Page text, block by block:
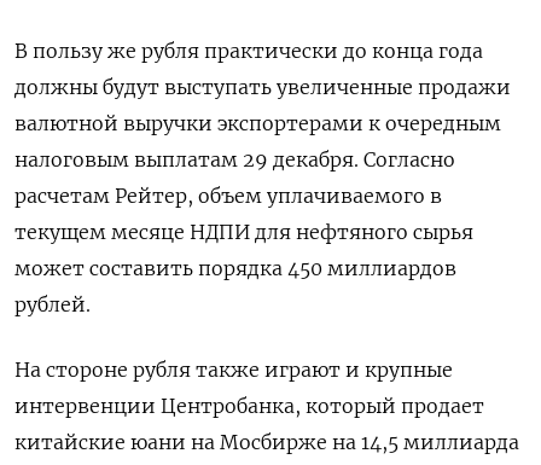
В пользу же рубля практически до конца года
должны будут выступать увеличенные продажи
валютной выручки экспортерами к очередным
налоговым выплатам 29 декабря. Согласно
расчетам Рейтер, объем уплачиваемого в
текущем месяце НДПИ для нефтяного сырья
может составить порядка 450 миллиардов
рублей.
На стороне рубля также играют и крупные
интервенции Центробанка, который продает
китайские юани на Мосбирже на 14,5 миллиарда